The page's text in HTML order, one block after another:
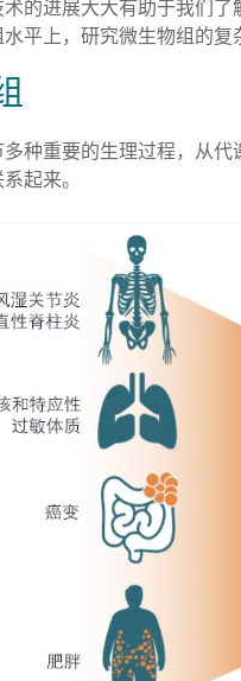
的进展大大有助于我们
平上，研究微生物组的复
种重要的生理过程，从
起来。